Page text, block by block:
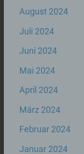
August 2024
Juli 2024
Juni 2024
Mai 2024
April 2024
März 2024
Februar 2024
Januar 2024